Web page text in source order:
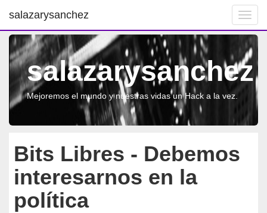
salazarysanchez
salazarysanchez
Mejoremos el mundo y nuestras vidas un Hack a la vez.
Bits Libres - Debemos
interesarnos en la
política